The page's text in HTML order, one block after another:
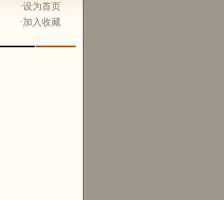
·设为首页
·加入收藏